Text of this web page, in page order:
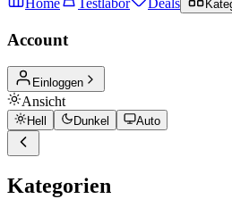
Account
Einloggen
Ansicht
Hell Dunkel Auto
Kategorien